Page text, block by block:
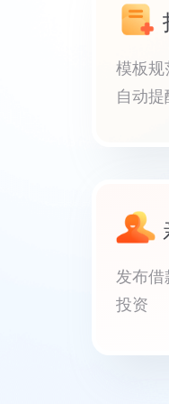
模板
自动
发布
投资